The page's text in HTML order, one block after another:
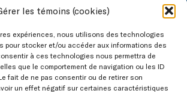
les témoins (cookies)
expériences, nous utilisons des technologies
pour stocker et/ou accéder aux informations des
à ces technologies nous permettra de
que le comportement de navigation ou les ID
fait de ne pas consentir ou de retirer son
un effet négatif sur certaines caractéristiques
aux entreprises